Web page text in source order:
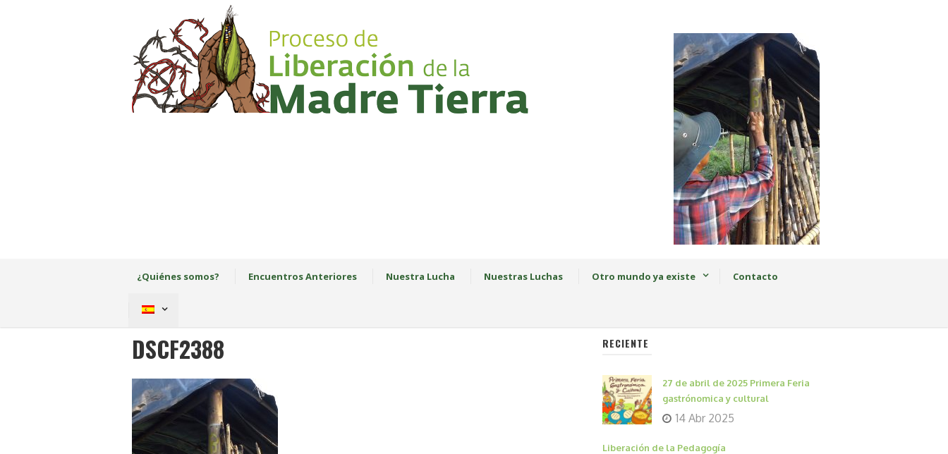
¿Quiénes somos? Encuentros Anteriores Nuestra Lucha Nuestras Luchas Otro mundo ya existe Contacto
DSCF2388 RECIENTE
27 de abril de 2025 Primera Feria
gastrónomica y cultural
14 Abr 2025
Liberación de la Pedagogía